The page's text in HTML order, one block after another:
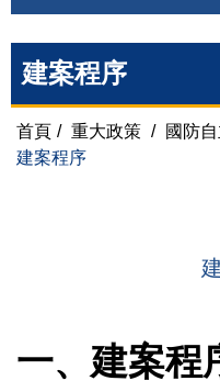
建案程序
首頁 / 重大政策 / 國防
建案程序
一、建案程